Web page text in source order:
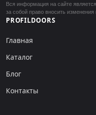
Вся информация на сайте
за собой право вносить
PROFILDOORS
Главная
Каталог
Блог
Контакты